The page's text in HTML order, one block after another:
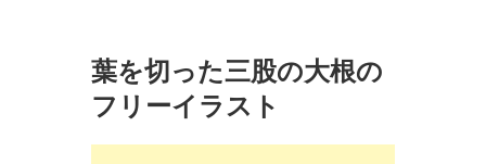
葉を切った三股の大根の
フリーイラスト